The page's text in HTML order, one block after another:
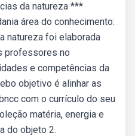
da natureza ***
área do conhecimento:
natureza foi elaborada
professores no
e competências da
objetivo é alinhar as
com o currículo do seu
matéria, energia e
do objeto 2.